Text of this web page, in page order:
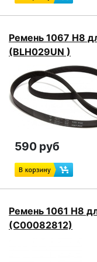
Ремень 1067 H8
(BLH029UN )
590 руб
Ремень 1061 H8
(C00082812)